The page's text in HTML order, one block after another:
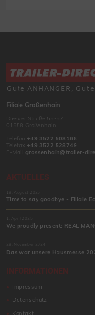
Gute ANHÄNGER,
Filiale Großenhain
Riesaer Straße 55-57
01558 Großenhain
Telefon +49 3522 508168
Telefax +49 3522 528749
E-Mail grossenhain@trailer-
AKTUELLES
18. August 2025
Time to say goodbye - Filiale
1. April 2025
We proudly present: REAL
28. November 2024
Das war unsere Hausmesse
INFORMATIONEN
Impressum
Datenschutz
Kontakt